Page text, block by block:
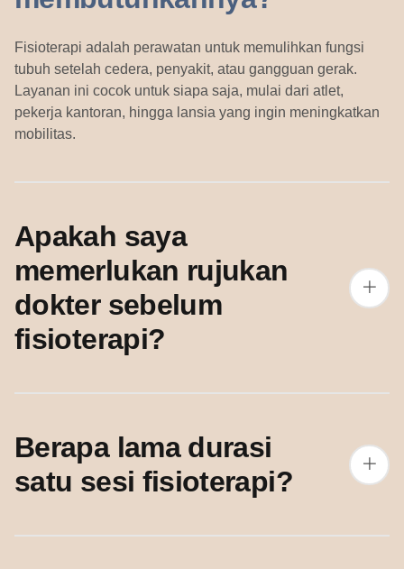
Fisioterapi adalah perawatan untuk memulihkan fungsi
tubuh setelah cedera, penyakit, atau gangguan gerak.
Layanan ini cocok untuk siapa saja, mulai dari atlet,
pekerja kantoran, hingga lansia yang ingin meningkatkan
mobilitas.
Apakah saya
memerlukan rujukan
dokter sebelum
fisioterapi?
Berapa lama durasi
satu sesi fisioterapi?